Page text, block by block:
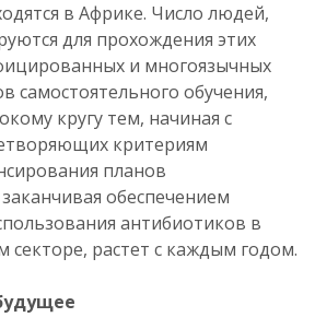
в Африке. Число людей,
для прохождения этих
и многоязычных
самостоятельного обучения,
кругу тем, начиная с
критериям
планов
обеспечением
антибиотиков в
секторе, растет с каждым годом.